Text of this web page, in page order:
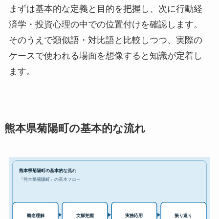
まずは基本的な定義と目的を把握し、次に行動経
済学・投資心理の中での位置付けを確認します。
そのうえで類似語・対比語と比較しつつ、実際の
ケースで使われる場面を想像すると知識が定着し
ます。
熊本県菊陽町の基本的な流れ
熊本県菊陽町の基本的な流れ
『熊本県菊陽町』の基本フロー
概念理解 文脈把握 実務応用 振り返り